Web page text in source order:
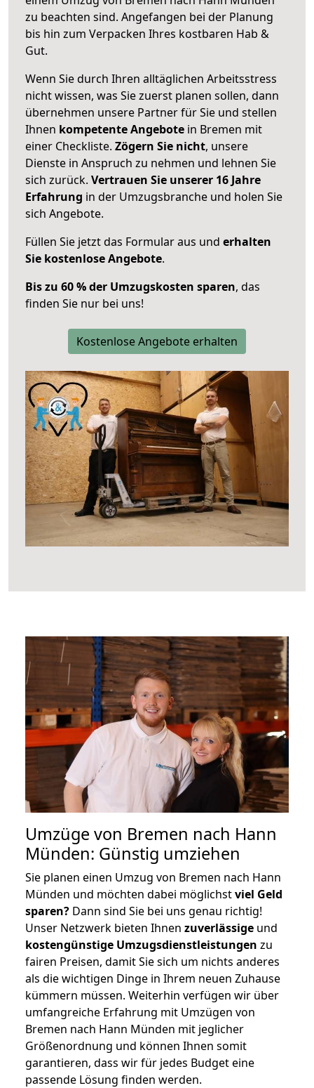
zu beachten sind. Angefangen bei der Planung
bis hin zum Verpacken Ihres kostbaren Hab &
Gut.
Wenn Sie durch Ihren alltäglichen Arbeitsstress
nicht wissen, was Sie zuerst planen sollen, dann
übernehmen unsere Partner für Sie und stellen
Ihnen kompetente Angebote in Bremen mit
einer Checkliste. Zögern Sie nicht, unsere
Dienste in Anspruch zu nehmen und lehnen Sie
sich zurück. Vertrauen Sie unserer 16 Jahre
Erfahrung in der Umzugsbranche und holen Sie
sich Angebote.
Füllen Sie jetzt das Formular aus und erhalten
Sie kostenlose Angebote.
Bis zu 60 % der Umzugskosten sparen, das
finden Sie nur bei uns!
Kostenlose Angebote erhalten
Umzüge von Bremen nach Hann
Münden: Günstig umziehen
Sie planen einen Umzug von Bremen nach Hann
Münden und möchten dabei möglichstviel Geld
sparen? Dann sind Sie bei uns genau richtig!
Unser Netzwerk bieten Ihnen zuverlässige und
kostengünstige Umzugsdienstleistungen zu
fairen Preisen, damit Sie sich um nichts anderes
als die wichtigen Dinge in Ihrem neuen Zuhause
kümmern müssen. Weiterhin verfügen wir über
umfangreiche Erfahrung mit Umzügen von
Bremen nach Hann Münden mit jeglicher
Größenordnung und können Ihnen somit
garantieren, dass wir für jedes Budget eine
passende Lösung finden werden.